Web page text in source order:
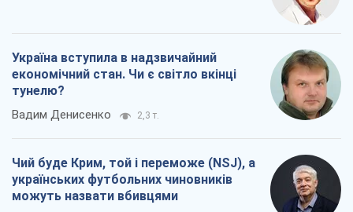
Україна вступила в надзвичайний
економічний стан. Чи є світло вкінці
тунелю?
Вадим Денисенко 2,3 т.
Чий буде Крим, той і переможе (NSJ), а
українських футбольних чиновників
можуть назвати вбивцями